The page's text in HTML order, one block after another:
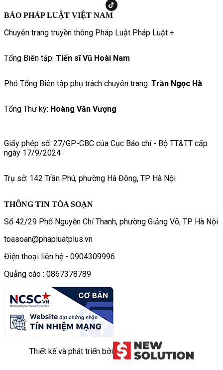
BÁO PHÁP LUẬT VIỆT NAM
Chuyên trang truyền thông Pháp Luật Pháp Luật +
Tổng Biên tập: Tiến sĩ Vũ Hoài Nam
Phó Tổng Biên tập phụ trách chuyên trang: Trần Ngọc Hà
Tổng Thư ký: Hoàng Văn Vượng
Giấy phép số: 27/GP-CBC của Cục Báo chí - Bộ TT&TT cấp
ngày 17/9/2024
Trụ sở: 142 Trần Phú, phường Hà Đông, TP Hà Nội
THÔNG TIN TÒA SOẠN
Số 42/29 Phố Nguyễn Chí Thanh, phường Giảng Võ, TP. Hà Nội
toasoan@phapluatplus.vn
Điện thoại liên hệ - 0904309996
Quảng cáo : 0867378789
Thiết kế và phát triển bởi